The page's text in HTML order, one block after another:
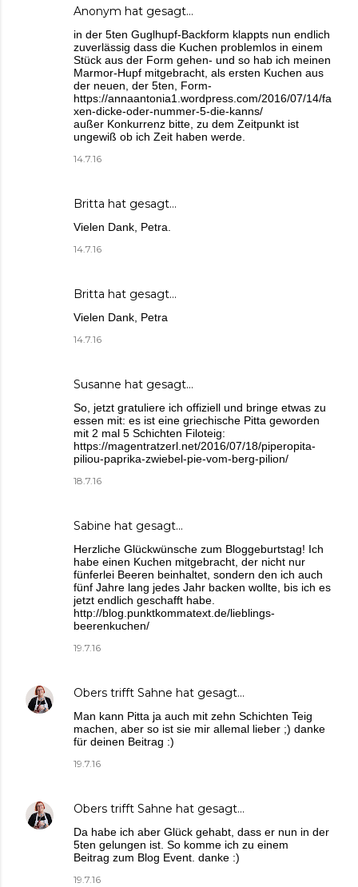
Anonym hat gesagt…
in der 5ten Guglhupf-Backform klappts nun endlich
zuverlässig dass die Kuchen problemlos in einem
Stück aus der Form gehen- und so hab ich meinen
Marmor-Hupf mitgebracht, als ersten Kuchen aus
der neuen, der 5ten, Form-
https://annaantonia1.wordpress.com/2016/07/14/fa
xen-dicke-oder-nummer-5-die-kanns/
außer Konkurrenz bitte, zu dem Zeitpunkt ist
ungewiß ob ich Zeit haben werde.
14.7.16
Britta hat gesagt…
Vielen Dank, Petra.
14.7.16
Britta hat gesagt…
Vielen Dank, Petra
14.7.16
Susanne hat gesagt…
So, jetzt gratuliere ich offiziell und bringe etwas zu
essen mit: es ist eine griechische Pitta geworden
mit 2 mal 5 Schichten Filoteig:
https://magentratzerl.net/2016/07/18/piperopita-
piliou-paprika-zwiebel-pie-vom-berg-pilion/
18.7.16
Sabine hat gesagt…
Herzliche Glückwünsche zum Bloggeburtstag! Ich
habe einen Kuchen mitgebracht, der nicht nur
fünferlei Beeren beinhaltet, sondern den ich auch
fünf Jahre lang jedes Jahr backen wollte, bis ich es
jetzt endlich geschafft habe.
http://blog.punktkommatext.de/lieblings-
beerenkuchen/
19.7.16
Obers trifft Sahne hat gesagt…
Man kann Pitta ja auch mit zehn Schichten Teig
machen, aber so ist sie mir allemal lieber ;) danke
für deinen Beitrag :)
19.7.16
Obers trifft Sahne hat gesagt…
Da habe ich aber Glück gehabt, dass er nun in der
5ten gelungen ist. So komme ich zu einem
Beitrag zum Blog Event. danke :)
19.7.16